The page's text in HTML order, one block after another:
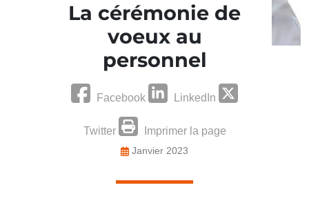
La cérémonie de
voeux au
personnel
Facebook LinkedIn
Twitter Imprimer la page
Janvier 2023